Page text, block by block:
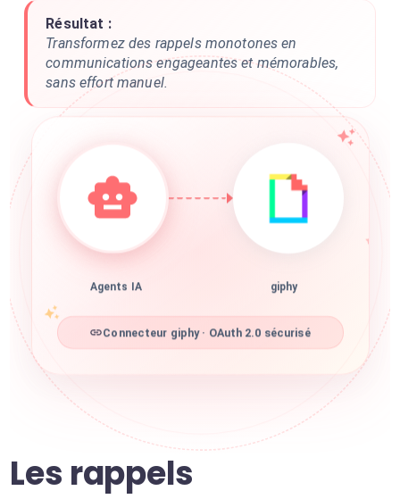
Résultat :
Transformez des rappels monotones en
communications engageantes et mémorables,
sans effort manuel.
Agents IA giphy
Connecteur giphy · OAuth 2.0 sécurisé
Les rappels